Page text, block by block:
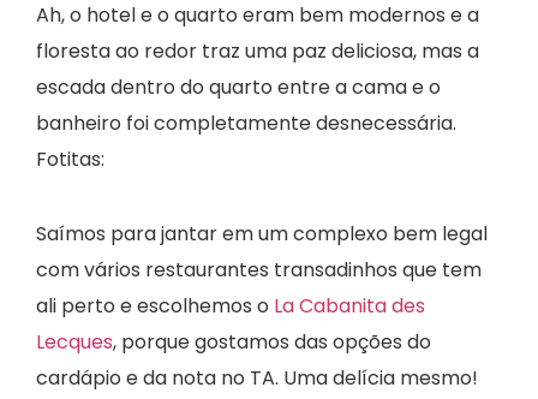
Ah, o hotel e o quarto eram bem modernos e a
floresta ao redor traz uma paz deliciosa, mas a
escada dentro do quarto entre a cama e o
banheiro foi completamente desnecessária.
Fotitas:
Saímos para jantar em um complexo bem legal
com vários restaurantes transadinhos que tem
ali perto e escolhemos o La Cabanita des
Lecques, porque gostamos das opções do
cardápio e da nota no TA. Uma delícia mesmo!